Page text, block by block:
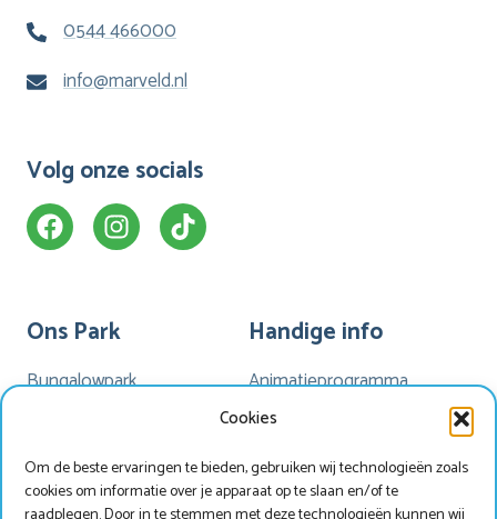
Cookies
Om de beste ervaringen te bieden, gebruiken wij technologieën zoals
cookies om informatie over je apparaat op te slaan en/of te
0544 466000
info@marveld.nl
Volg onze socials
Ons Park
Bungalowpark
Faciliteiten
Handige info
Animatieprogramma
Mijn Marveld
Nieuwsbrieven